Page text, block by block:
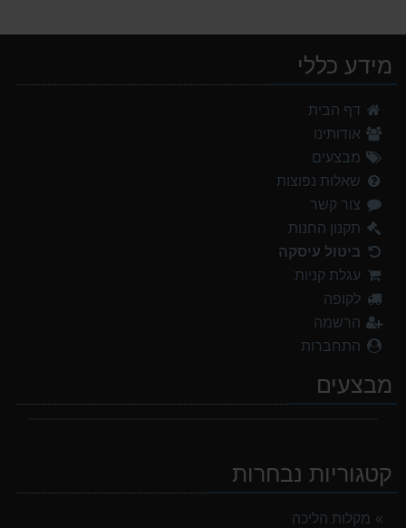
מידע כללי
דף הבית
אודותינו
מבצעים
שאלות נפוצות
צור קשר
תקנון החנות
ביטול עיסקה
עגלת קניות
לקופה
הרשמה
התחברות
מבצעים
קטגוריות נבחרות
מקלות הליכה